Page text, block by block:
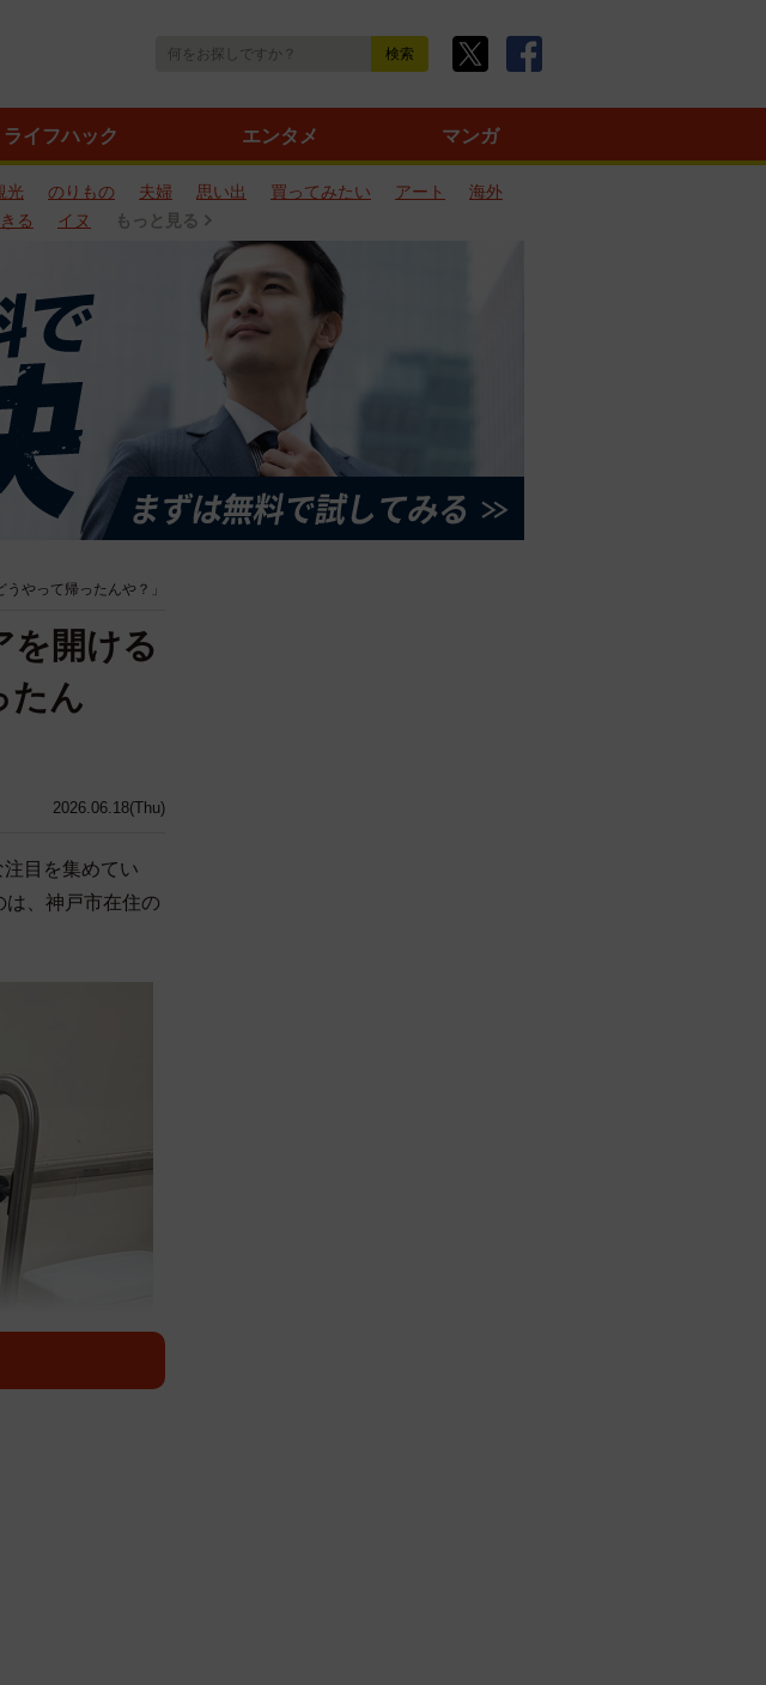
ライフハック エンタメ マンガ
光 のりもの 夫婦 思い出 買ってみたい アート
海外
る イヌ もっと見る
やって帰ったんや？」
2026.06.18(Thu)
を開ける
ん
目を集めてい
は、神戸市在住の